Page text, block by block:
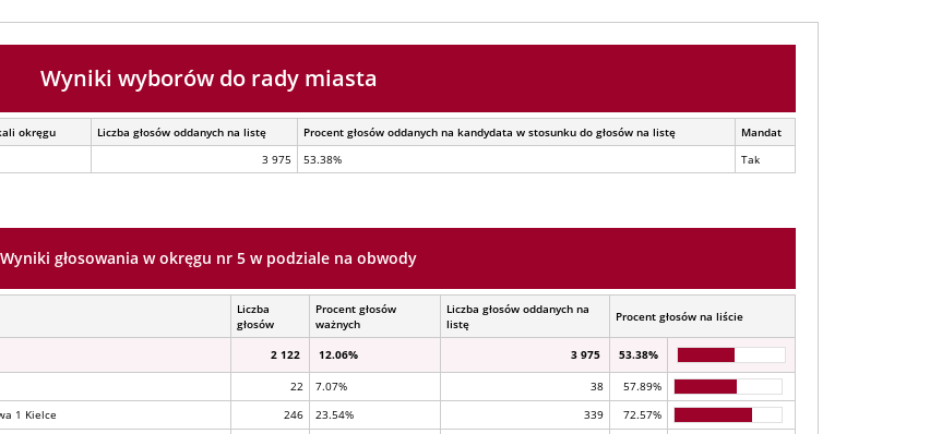
Wyniki wyborów do rady miasta
okręgu Liczba głosów oddanych na listę Procent głosów oddanych na kandydata w stosunku do głosów na listę
Mandat
3 975 53.38% Tak
Wyniki głosowania w okręgu nr 5 w podziale na obwody
Liczba
głosów
Procent głosów
ważnych
Liczba głosów oddanych na
listę
Procent głosów na liście
2 122 12.06% 3 975 53.38%
22 7.07% 38
57.89%
1 Kielce 246 23.54% 339
72.57%